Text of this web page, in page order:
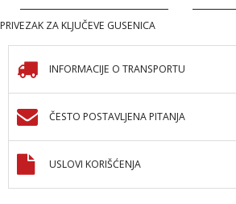
PRIVEZAK ZA KLJUČEVE GUSENICA
INFORMACIJE O TRANSPORTU
ČESTO POSTAVLJENA PITANJA
USLOVI KORIŠĆENJA